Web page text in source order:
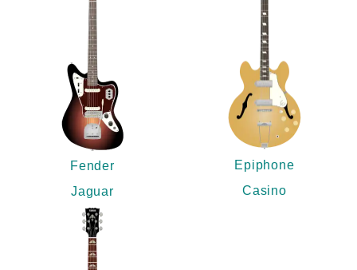
Fender
Jaguar
Epiphone
Casino